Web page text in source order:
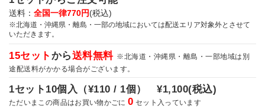
送料： 全国一律770円(税込)
※北海道・沖縄県・離島・一部の地域においては配送エリア対象外とさせて
いただきます。
15セット から送料無料 ※北海道・沖縄県・離島・一部地域は別
途配送料がかかる場合がございます。
1セット10個入（¥110 / 1個）¥1,100(税込)
ただいまこの商品はお買い物かごに0 セット入っています